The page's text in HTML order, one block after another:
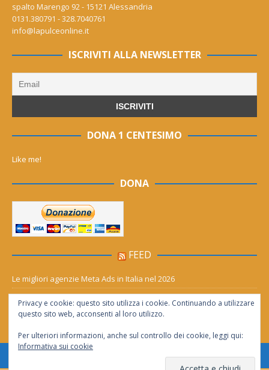
spalto Marengo 92 - 15121 Alessandria
0131.380791 - 328.7040761
info@lapulceonline.it
ISCRIVITI ALLA NEWSLETTER
DONA 1 CENTESIMO
Like me!
DONA
FEED
Le migliori agenzie Meta Ads in Italia nel 2026
Aia Syensqo, il rinnovo divide: stop al cC6O4 dal 2027, ma i comitati
chiedono “zero Pfas subito”
Privacy e cookie: questo sito utilizza i cookie. Continuando a utilizzare
questo sito web, acconsenti al loro utilizzo.
Per ulteriori informazioni, anche sul controllo dei cookie, leggi qui:
Informativa sui cookie